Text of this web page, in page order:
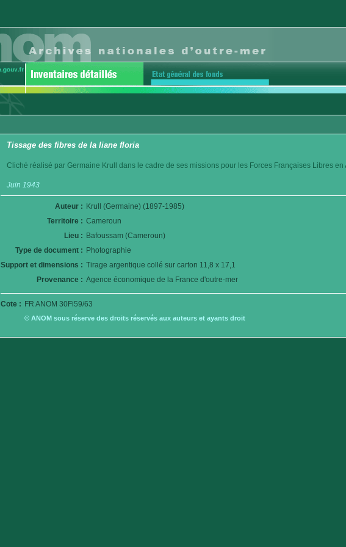
Tissage des fibres de la liane floria
Cliché réalisé par Germaine Krull dans le cadre de ses missions pour les Forces Françaises Libres en
Juin 1943
Auteur : Krull (Germaine) (1897-1985)
Territoire : Cameroun
Lieu : Bafoussam (Cameroun)
Type de document : Photographie
Support et dimensions : Tirage argentique collé sur carton 11,8 x 17,1
Provenance : Agence économique de la France d'outre-mer
Cote : FR ANOM 30Fi59/63
© ANOM sous réserve des droits réservés aux auteurs et ayants droit